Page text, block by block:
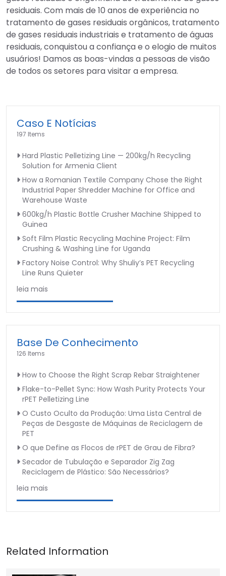
residuais. Com mais de 10 anos de experiência no
tratamento de gases residuais orgânicos, tratamento
de gases residuais industriais e tratamento de águas
residuais, conquistou a confiança e o elogio de muitos
usuários! Damos as boas-vindas a pessoas de visão
de todos os setores para visitar a empresa.
Caso E Notícias
197 Items
Hard Plastic Pelletizing Line — 200kg/h Recycling
Solution for Armenia Client
How a Romanian Textile Company Chose the Right
Industrial Paper Shredder Machine for Office and
Warehouse Waste
600kg/h Plastic Bottle Crusher Machine Shipped to
Guinea
Soft Film Plastic Recycling Machine Project: Film
Crushing & Washing Line for Uganda
Factory Noise Control: Why Shuliy’s PET Recycling
Line Runs Quieter
leia mais
Base De Conhecimento
126 Items
How to Choose the Right Scrap Rebar Straightener
Flake-to-Pellet Sync: How Wash Purity Protects Your
rPET Pelletizing Line
O Custo Oculto da Produção: Uma Lista Central de
Peças de Desgaste de Máquinas de Reciclagem de
PET
O que Define as Flocos de rPET de Grau de Fibra?
Secador de Tubulação e Separador Zig Zag
Reciclagem de Plástico: São Necessários?
leia mais